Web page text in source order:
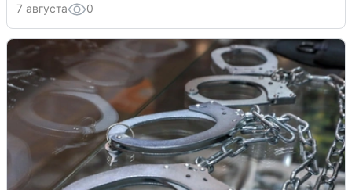
7 августа 0